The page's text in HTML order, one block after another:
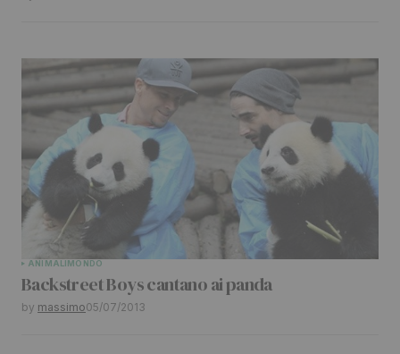
ANIMALIMONDO
Backstreet Boys cantano ai panda
by massimo05/07/2013